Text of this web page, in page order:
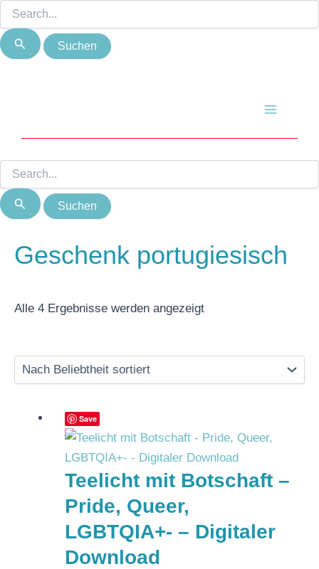
Zum
Inhalt
springen
nach:
nach:
Geschenk portugiesisch
Alle 4 Ergebnisse werden angezeigt
Beliebtheit
Save
Teelicht mit Botschaft –
Pride, Queer,
LGBTQIA+- – Digitaler
Download